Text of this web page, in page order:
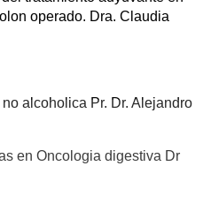
operado. Dra. Claudia
alcoholica Pr. Dr. Alejandro
en Oncologia digestiva Dr